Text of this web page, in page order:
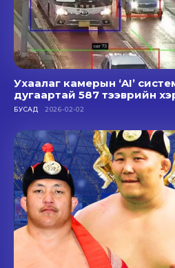
Ухаалаг камерын ‘AI’
дугаартай 587 тээврийн
БУСАД 2026-02-02